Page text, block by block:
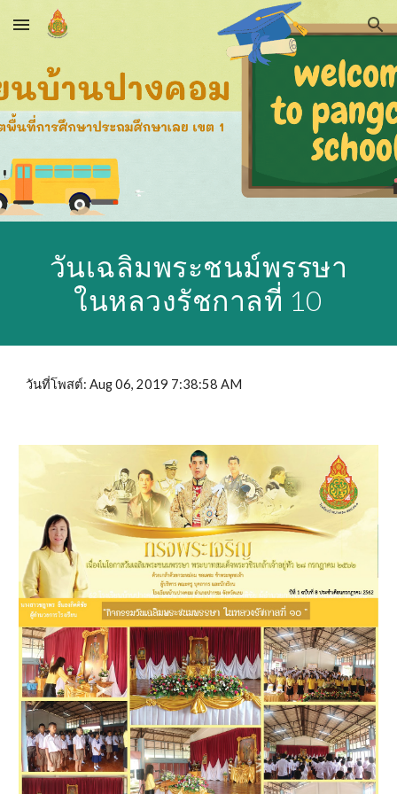
Skip to main content Skip to navigation
วันเฉลิมพระชนม์พรรษา
ในหลวงรัชกาลที่ 10
วันที่โพสต์: Aug 06, 2019 7:38:58 AM